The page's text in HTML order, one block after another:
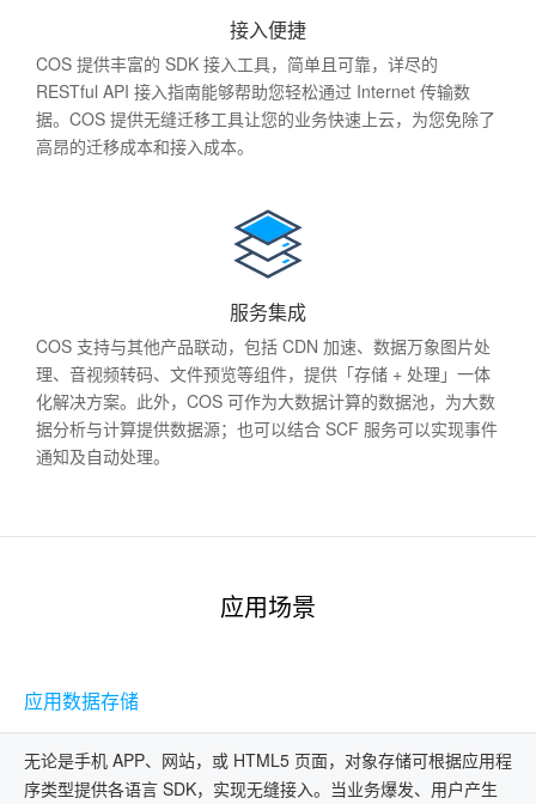
接入便捷
COS 提供丰富的 SDK 接入工具，简单且可靠，详尽的
RESTful API 接入指南能够帮助您轻松通过 Internet 传输数
据。COS 提供无缝迁移工具让您的业务快速上云，为您免除了
高昂的迁移成本和接入成本。
服务集成
COS 支持与其他产品联动，包括 CDN 加速、数据万象图片处
理、音视频转码、文件预览等组件，提供「存储 + 处理」一体
化解决方案。此外，COS 可作为大数据计算的数据池，为大数
据分析与计算提供数据源；也可以结合 SCF 服务可以实现事件
通知及自动处理。
应用场景
应用数据存储
无论是手机 APP、网站，或 HTML5 页面，对象存储可根据应用程
序类型提供各语言 SDK，实现无缝接入。当业务爆发、用户产生